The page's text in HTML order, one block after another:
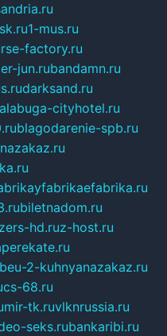
1-mus.ru
factory.ru
jun.rubandamn.ru
darksand.ru
alabuga-cityhotel.ru
blagodarenie-spb.ru
biletnadom.ru
hd.ruz-host.ru
2-kuhnyanazakaz.ru
cs-68.ru
mir-tk.ruvlknrussia.ru
seks.rubankaribi.ru